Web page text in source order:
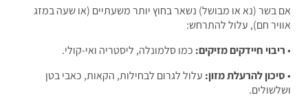
(נא או מבושל) נשאר בחוץ יותר משעתיים (או שעה במזג
חם), עלול להתרחש:
חיידקים מזיקים:כמו סלמונלה, ליסטריה ואי-קולי.
להרעלת מזון:עלול לגרום לבחילות, הקאות, כאבי בטן